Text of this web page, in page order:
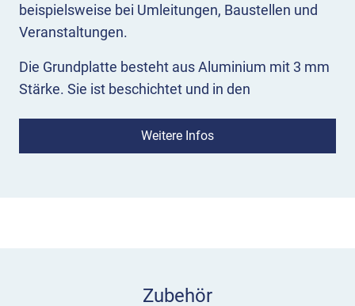
beispielsweise bei Umleitungen, Baustellen und
Veranstaltungen.
Die Grundplatte besteht aus Aluminium mit 3 mm
Stärke. Sie ist beschichtet und in den
Mittig wird mit Scharnieren ein klappbares
Aluminiumblech montiert.
Weitere Infos
Zubehör